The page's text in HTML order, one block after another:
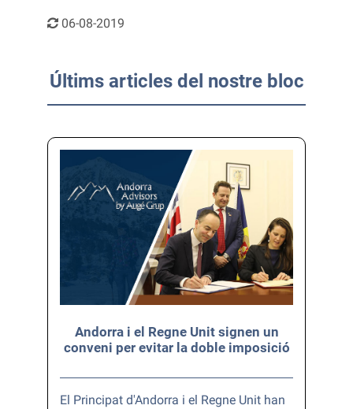
06-08-2019
Últims articles del nostre bloc
Andorra i el Regne Unit signen un
conveni per evitar la doble imposició
El Principat d'Andorra i el Regne Unit han